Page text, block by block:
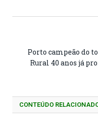
Porto campeão do
Rural 40 anos já
CONTEÚDO